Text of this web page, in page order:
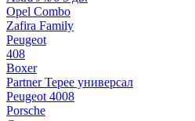
Opel Combo
Zafira Family
Peugeot
408
Boxer
Partner Tepee универсал
Peugeot 4008
Porsche